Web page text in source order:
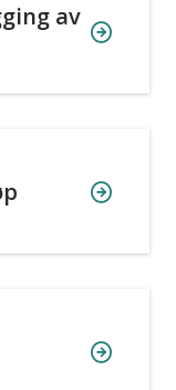
av